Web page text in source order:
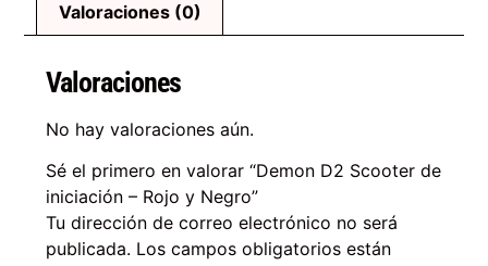
Valoraciones (0)
Valoraciones
No hay valoraciones aún.
Sé el primero en valorar “Demon D2 Scooter de
iniciación – Rojo y Negro”
Tu dirección de correo electrónico no será
publicada. Los campos obligatorios están